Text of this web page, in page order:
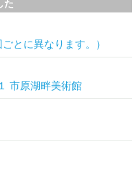
た
とに異なります。）
市原湖畔美術館